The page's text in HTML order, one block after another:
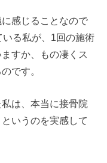
感じることなので
る私が、1回の施術
すか、もの凄くス
です。
は、本当に接骨院
いうのを実感して